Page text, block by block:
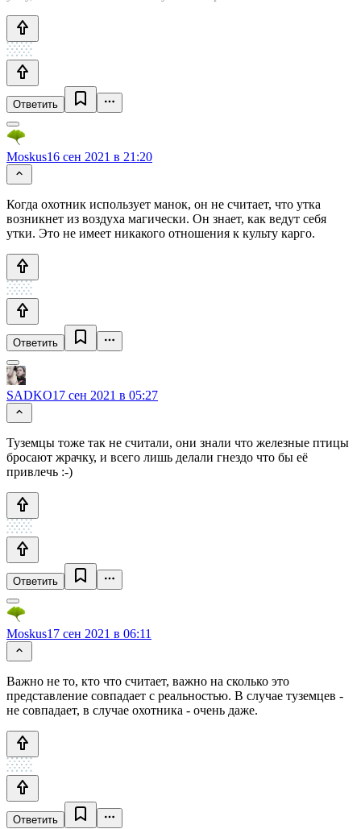
Ответить
Moskus16 сен 2021 в 21:20
Когда охотник использует манок, он не считает, что утка
возникнет из воздуха магически. Он знает, как ведут себя
утки. Это не имеет никакого отношения к культу карго.
Ответить
SADKO17 сен 2021 в 05:27
Туземцы тоже так не считали, они знали что железные птицы
бросают жрачку, и всего лишь делали гнездо что бы её
привлечь :-)
Ответить
Moskus17 сен 2021 в 06:11
Важно не то, кто что считает, важно на сколько это
представление совпадает с реальностью. В случае туземцев -
не совпадает, в случае охотника - очень даже.
Ответить